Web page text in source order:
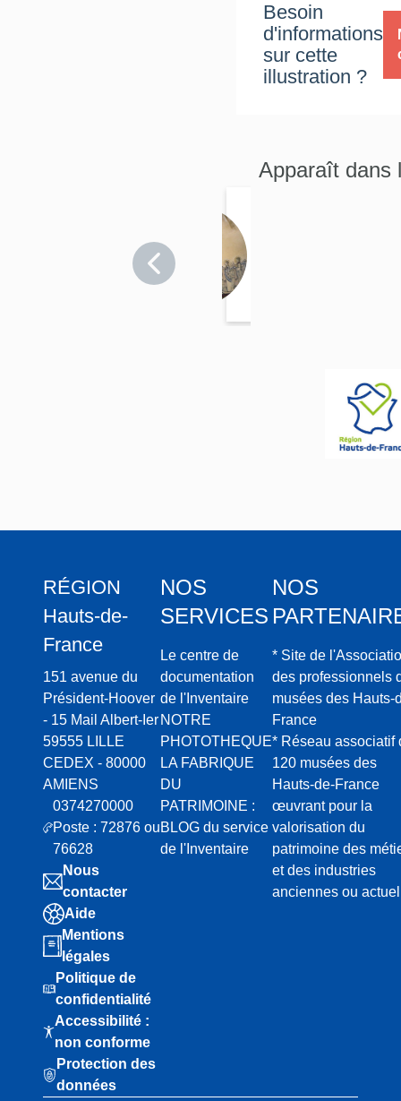
Besoin
d'informations
sur cette
illustration ?
Apparaît dans
RÉGION
Hauts-de-
France
151 avenue du
Président-Hoover
- 15 Mail Albert-Ier
59555 LILLE
CEDEX - 80000
AMIENS
0374270000
Poste : 72876 ou
76628
Nous
contacter
Aide
Mentions
légales
Politique de
confidentialité
Accessibilité :
non conforme
Protection des
données
NOS
SERVICES
Le centre de
documentation
de l'Inventaire
NOTRE
PHOTOTHEQUE
LA FABRIQUE
DU
PATRIMOINE :
BLOG du service
de l'Inventaire
NOS
* Site de
des professionnels
musées des Hauts-
France
* Réseau associatif
120 musées des
Hauts-de-France
œuvrant pour la
valorisation du
patrimoine des
et des industries
anciennes ou